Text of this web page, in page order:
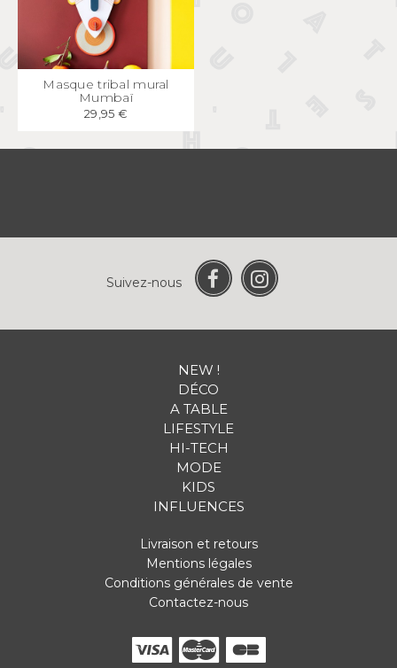
APERÇU RAPIDE
Masque tribal mural
Mumbaï
29,95 €
Suivez-nous
NEW !
DÉCO
A TABLE
LIFESTYLE
HI-TECH
MODE
KIDS
INFLUENCES
Livraison et retours
Mentions légales
Conditions générales de vente
Contactez-nous